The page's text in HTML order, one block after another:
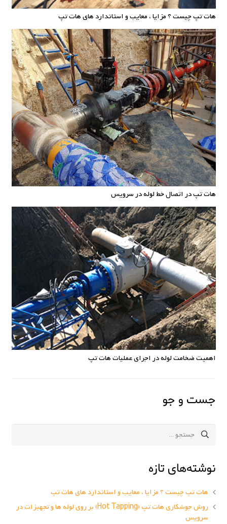
جست و جو
نوشته‌های تازه
هات تپ چیست ؟ مزایا ، معایب و استاندارد های هات تپ
روش جوشکاری هات تپ (Hot Tapping) بر روی لوله ها و تجهیزات در
سرویس
هات تپ چیست ؟ مزایا ، معایب و استاندارد های هات تپ
هات تپ در اتصال خط لوله در سرویس
اهمیت ضخامت لوله در اجرای عملیات هات تپ